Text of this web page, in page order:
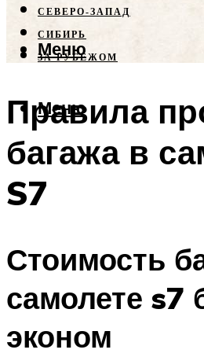
СЕВЕРО-ЗАПАД
СИБИРЬ
ЗА РУБЕЖОМ
Меню
Меню
Правила
багажа в
S7
Стоимость
самолете s7
эконом